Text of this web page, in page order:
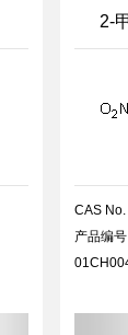
2-
CAS
产品编号